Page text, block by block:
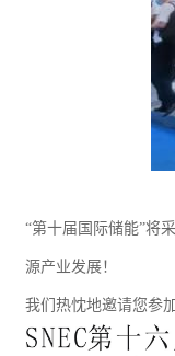
“第十届国际储能”将
源产业发展！
我们热忱地邀请您参